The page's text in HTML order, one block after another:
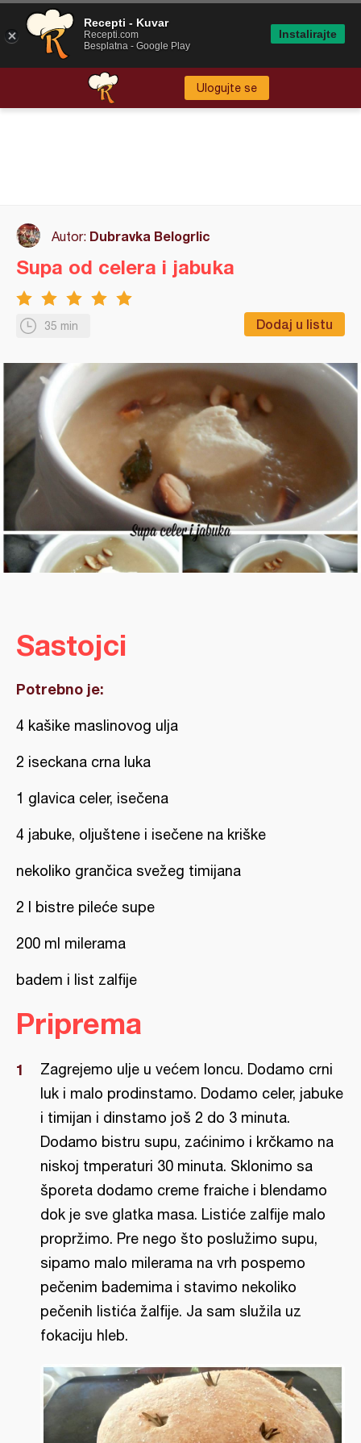
Ulogujte se
Autor: Dubravka Belogrlic
35 min Dodaj u listu
Supa od celera i jabuka
Sastojci
Potrebno je:
4 kašike maslinovog ulja
2 iseckana crna luka
1 glavica celer, isečena
4 jabuke, oljuštene i isečene na kriške
nekoliko grančica svežeg timijana
2 l bistre pileće supe
200 ml milerama
badem i list zalfije
Priprema
Zagrejemo ulje u većem loncu. Dodamo crni
luk i malo prodinstamo. Dodamo celer, jabuke
i timijan i dinstamo još 2 do 3 minuta.
Dodamo bistru supu, zaćinimo i krčkamo na
niskoj tmperaturi 30 minuta. Sklonimo sa
šporeta dodamo creme fraiche i blendamo
dok je sve glatka masa. Listiće zalfije malo
propržimo. Pre nego što poslužimo supu,
sipamo malo milerama na vrh pospemo
pečenim bademima i stavimo nekoliko
pečenih listića žalfije. Ja sam služila uz
fokaciju hleb.
Recepti - Kuvar
Recepti.com
Besplatna - Google Play
Instalirajte